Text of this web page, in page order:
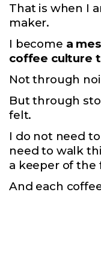
That is when I
maker.
I become a
coffee culture
Not through
But through
felt.
I do not need
need to walk
a keeper of the
And each